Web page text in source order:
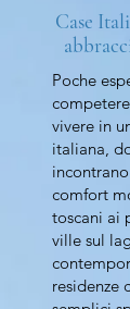
Case
Poche
vivere in
italiana,
comfort
toscani ai
ville sul
residenze